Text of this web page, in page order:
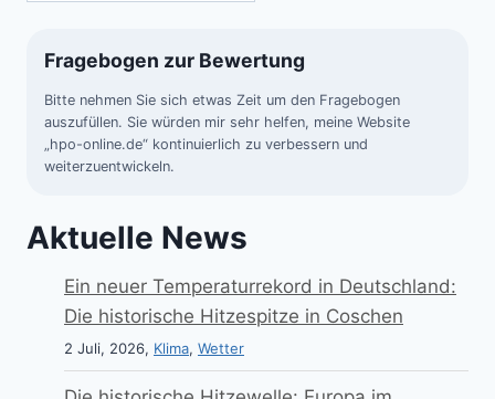
Fragebogen zur Bewertung
Bitte nehmen Sie sich etwas Zeit um den Fragebogen
auszufüllen. Sie würden mir sehr helfen, meine Website
„hpo-online.de“ kontinuierlich zu verbessern und
weiterzuentwickeln.
Aktuelle News
Ein neuer Temperaturrekord in Deutschland:
Die historische Hitzespitze in Coschen
2 Juli, 2026, Klima, Wetter